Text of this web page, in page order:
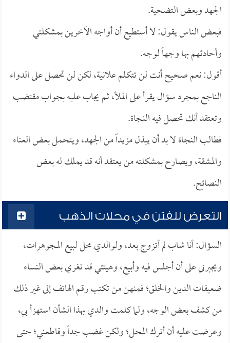
الجهد وبعض التضحية.
فبعض الناس يقول: لا أستطيع أن أواجه الآخرين بمشكلتي
وأحادثهم بها وجهاً لوجه.
أقول: نعم صحيح أنت لن تتكلم علانية، لكن لن تحصل على الدواء
الناجع بمجرد سؤال يقرأ على الملأ، ثم يجاب عليه بجواب مقتضب
وتعتقد أنك تحصل فيه النجاة.
فطالب النجاة لا بد أن يبذل مزيداً من الجهد، ويتحمل بعض العناء
والمشقة، ويصارح بمشكلته من يعتقد أنه قد يملك له بعض
النصائح.
التعرض للفتن في محلات الذهب
السؤال: أنا شاب لم أتزوج بعد، ولوالدي محل لبيع المجوهرات،
ويجبرني على أن أجلس فيه وأبيع، وهيئتي قد تغري بعض النساء
ضعيفات الدين والخلق؛ فمنهن من تكتب رقم الهاتف إلى غير ذلك
من كشف بعض الوجه، ولما كلمت والدي بهذا الشأن استهزأ بي،
وعرضت عليه أن أترك المحل؛ ولكن غضب جداً وقاطعني؛ حتى